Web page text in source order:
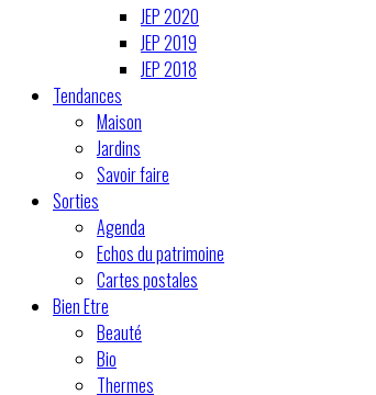
JEP 2020
JEP 2019
JEP 2018
Tendances
Maison
Jardins
Savoir faire
Sorties
Agenda
Echos du patrimoine
Cartes postales
Bien Etre
Beauté
Bio
Thermes